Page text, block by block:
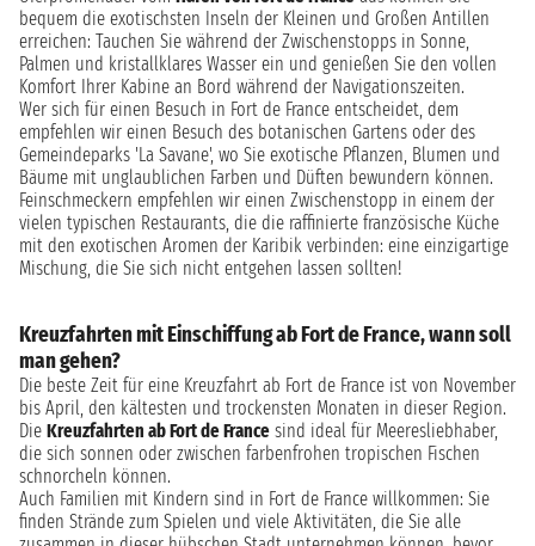
bequem die exotischsten Inseln der Kleinen und Großen Antillen
erreichen: Tauchen Sie während der Zwischenstopps in Sonne,
Palmen und kristallklares Wasser ein und genießen Sie den vollen
Komfort Ihrer Kabine an Bord während der Navigationszeiten.
Wer sich für einen Besuch in Fort de France entscheidet, dem
empfehlen wir einen Besuch des botanischen Gartens oder des
Gemeindeparks 'La Savane', wo Sie exotische Pflanzen, Blumen und
Bäume mit unglaublichen Farben und Düften bewundern können.
Feinschmeckern empfehlen wir einen Zwischenstopp in einem der
vielen typischen Restaurants, die die raffinierte französische Küche
mit den exotischen Aromen der Karibik verbinden: eine einzigartige
Mischung, die Sie sich nicht entgehen lassen sollten!
Kreuzfahrten mit Einschiffung ab Fort de France, wann soll
man gehen?
Die beste Zeit für eine Kreuzfahrt ab Fort de France ist von November
bis April, den kältesten und trockensten Monaten in dieser Region.
Die Kreuzfahrten ab Fort de France sind ideal für Meeresliebhaber,
die sich sonnen oder zwischen farbenfrohen tropischen Fischen
schnorcheln können.
Auch Familien mit Kindern sind in Fort de France willkommen: Sie
finden Strände zum Spielen und viele Aktivitäten, die Sie alle